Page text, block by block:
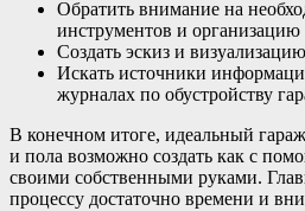
Обратить внимание на
инструментов и организацию
Создать эскиз и
Искать источники
журналах по обустройству
В конечном итоге, идеальный
и пола возможно создать как с
своими собственными руками.
процессу достаточно времени и